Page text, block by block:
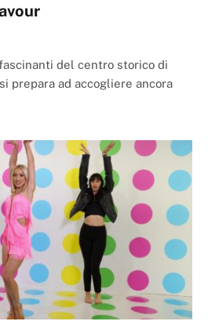
del centro storico di
prepara ad accogliere ancora